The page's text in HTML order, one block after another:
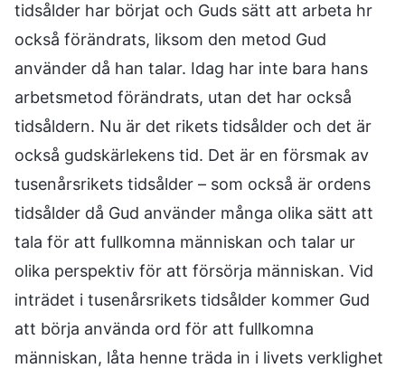
tidsålder har börjat och Guds sätt att arbeta hr
också förändrats, liksom den metod Gud
använder då han talar. Idag har inte bara hans
arbetsmetod förändrats, utan det har också
tidsåldern. Nu är det rikets tidsålder och det är
också gudskärlekens tid. Det är en försmak av
tusenårsrikets tidsålder – som också är ordens
tidsålder då Gud använder många olika sätt att
tala för att fullkomna människan och talar ur
olika perspektiv för att försörja människan. Vid
inträdet i tusenårsrikets tidsålder kommer Gud
att börja använda ord för att fullkomna
människan, låta henne träda in i livets verklighet